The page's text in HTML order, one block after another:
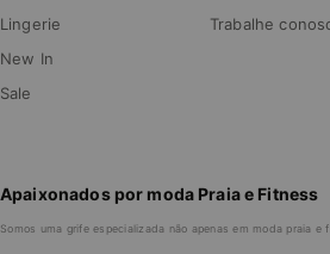
Lingerie
New In
Sale
Trabalhe
Apaixonados por moda Praia e Fitness
Somos uma grife especializada não apenas em moda praia